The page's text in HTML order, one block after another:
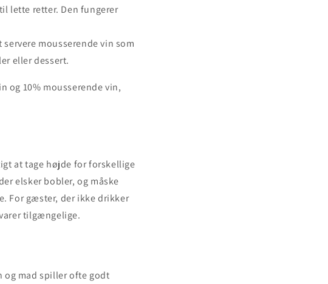
lette retter. Den fungerer
mousserende vin som
eller dessert.
og 10% mousserende vin,
at tage højde for forskellige
elsker bobler, og måske
For gæster, der ikke drikker
tilgængelige.
og mad spiller ofte godt